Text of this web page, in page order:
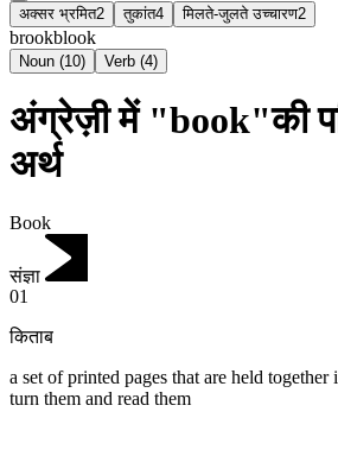
अक्सर भ्रमित2 तुकांत4 मिलते-जुलते उच्चारण2
brookblook
Noun (10) Verb (4)
अंग्रेज़ी में "book"की
अर्थ
Book
संज्ञा
01
किताब
a set of printed pages that are held together
turn them and read them